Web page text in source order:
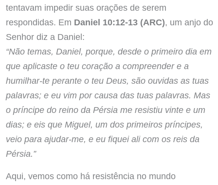
tentavam impedir suas orações de serem
respondidas. Em Daniel 10:12-13 (ARC), um anjo do
Senhor diz a Daniel:
“Não temas, Daniel, porque, desde o primeiro dia em
que aplicaste o teu coração a compreender e a
humilhar-te perante o teu Deus, são ouvidas as tuas
palavras; e eu vim por causa das tuas palavras. Mas
o príncipe do reino da Pérsia me resistiu vinte e um
dias; e eis que Miguel, um dos primeiros príncipes,
veio para ajudar-me, e eu fiquei ali com os reis da
Pérsia.”
Aqui, vemos como há resistência no mundo